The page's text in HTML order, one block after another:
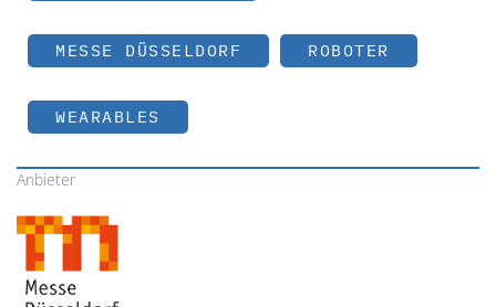
MESSE DÜSSELDORF ROBOTER
WEARABLES
Anbieter